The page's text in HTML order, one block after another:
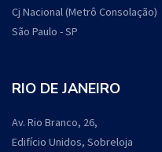
Cj Nacional (Metrô Consolação)
São Paulo - SP
RIO DE JANEIRO
Av. Rio Branco, 26,
Edifício Unidos, Sobreloja